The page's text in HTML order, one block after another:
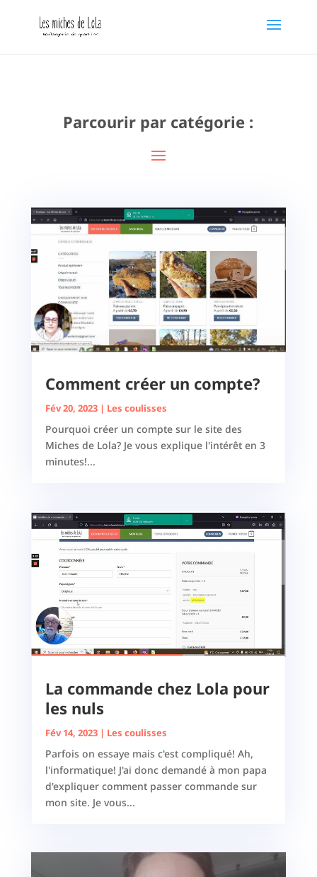
Parcourir par catégorie :
Comment créer un compte?
Fév 20, 2023| Les coulisses
Pourquoi créer un compte sur le site des
Miches de Lola? Je vous explique l'intérêt en 3
minutes!...
La commande chez Lola pour
les nuls
Fév 14, 2023| Les coulisses
Parfois on essaye mais c'est compliqué! Ah,
l'informatique! J'ai donc demandé à mon papa
d'expliquer comment passer commande sur
mon site. Je vous...